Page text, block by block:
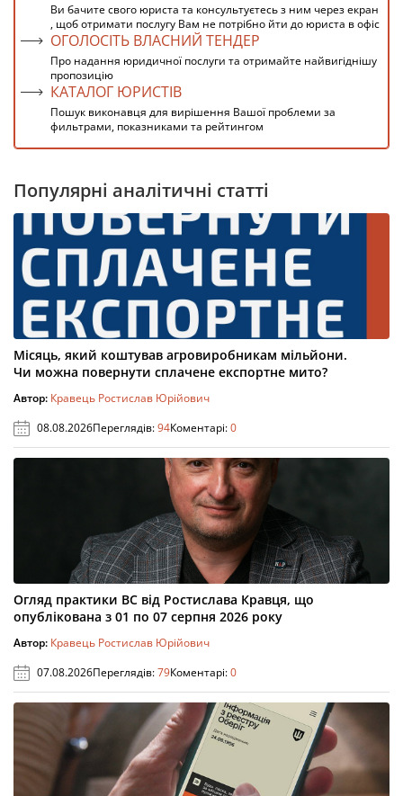
Ви бачите свого юриста та консультуєтесь з ним через екран
, щоб отримати послугу Вам не потрібно йти до юриста в офіс
ОГОЛОСІТЬ ВЛАСНИЙ ТЕНДЕР
Про надання юридичної послуги та отримайте найвигіднішу
пропозицію
КАТАЛОГ ЮРИСТІВ
Пошук виконавця для вирішення Вашої проблеми за
фильтрами, показниками та рейтингом
Популярні аналітичні статті
Місяць, який коштував агровиробникам мільйони.
Чи можна повернути сплачене експортне мито?
Автор: Кравець Ростислав Юрійович
08.08.2026Переглядів:94Коментарі:0
Огляд практики ВС від Ростислава Кравця, що
опублікована з 01 по 07 серпня 2026 року
Автор: Кравець Ростислав Юрійович
07.08.2026Переглядів:79Коментарі:0